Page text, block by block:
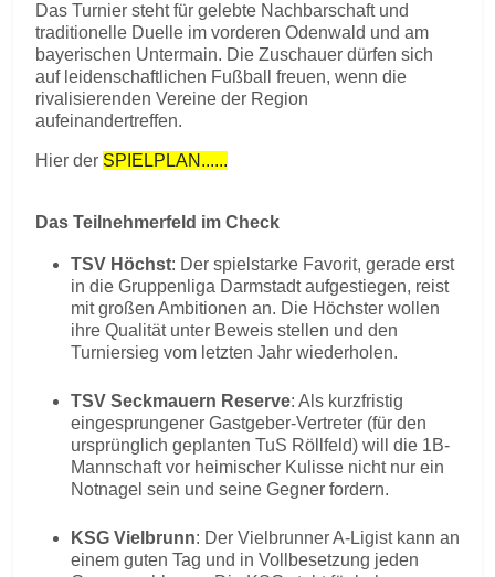
Das Turnier steht für gelebte Nachbarschaft und
traditionelle Duelle im vorderen Odenwald und am
bayerischen Untermain. Die Zuschauer dürfen sich
auf leidenschaftlichen Fußball freuen, wenn die
rivalisierenden Vereine der Region
aufeinandertreffen.
Hier der SPIELPLAN......
Das Teilnehmerfeld im Check
TSV Höchst: Der spielstarke Favorit, gerade erst
in die Gruppenliga Darmstadt aufgestiegen, reist
mit großen Ambitionen an. Die Höchster wollen
ihre Qualität unter Beweis stellen und den
Turniersieg vom letzten Jahr wiederholen.
TSV Seckmauern Reserve: Als kurzfristig
eingesprungener Gastgeber-Vertreter (für den
ursprünglich geplanten TuS Röllfeld) will die 1B-
Mannschaft vor heimischer Kulisse nicht nur ein
Notnagel sein und seine Gegner fordern.
KSG Vielbrunn: Der Vielbrunner A-Ligist kann an
einem guten Tag und in Vollbesetzung jeden